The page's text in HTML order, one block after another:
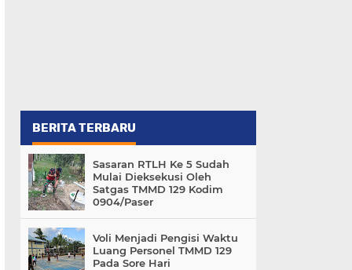
BERITA TERBARU
Sasaran RTLH Ke 5 Sudah
Mulai Dieksekusi Oleh
Satgas TMMD 129 Kodim
0904/Paser
Voli Menjadi Pengisi Waktu
Luang Personel TMMD 129
Pada Sore Hari